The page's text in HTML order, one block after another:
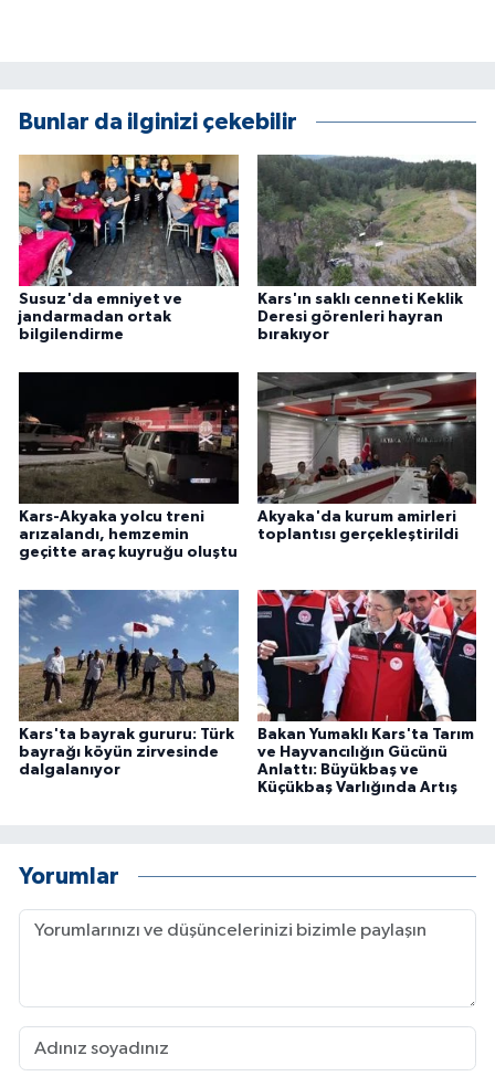
Bunlar da ilginizi çekebilir
Susuz'da emniyet ve
jandarmadan ortak
bilgilendirme
Kars'ın saklı cenneti Keklik
Deresi görenleri hayran
bırakıyor
Kars-Akyaka yolcu treni
arızalandı, hemzemin
geçitte araç kuyruğu oluştu
Akyaka'da kurum amirleri
toplantısı gerçekleştirildi
Kars'ta bayrak gururu: Türk
bayrağı köyün zirvesinde
dalgalanıyor
Bakan Yumaklı Kars'ta Tarım
ve Hayvancılığın Gücünü
Anlattı: Büyükbaş ve
Küçükbaş Varlığında Artış
Yorumlar
ÜLKE GÜNDEMİ
YAŞAM
YEREL
Yerel Haberler